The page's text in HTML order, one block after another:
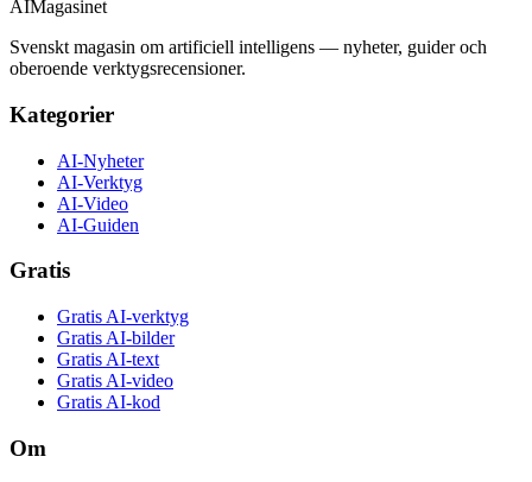
AIMagasinet
Svenskt magasin om artificiell intelligens — nyheter, guider och
oberoende verktygsrecensioner.
Kategorier
AI-Nyheter
AI-Verktyg
AI-Video
AI-Guiden
Gratis
Gratis AI-verktyg
Gratis AI-bilder
Gratis AI-text
Gratis AI-video
Gratis AI-kod
Om